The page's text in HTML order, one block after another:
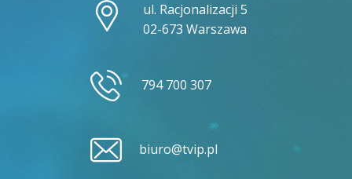
ul. Racjonalizacji 5
02-673 Warszawa
794 700 307
biuro@tvip.pl